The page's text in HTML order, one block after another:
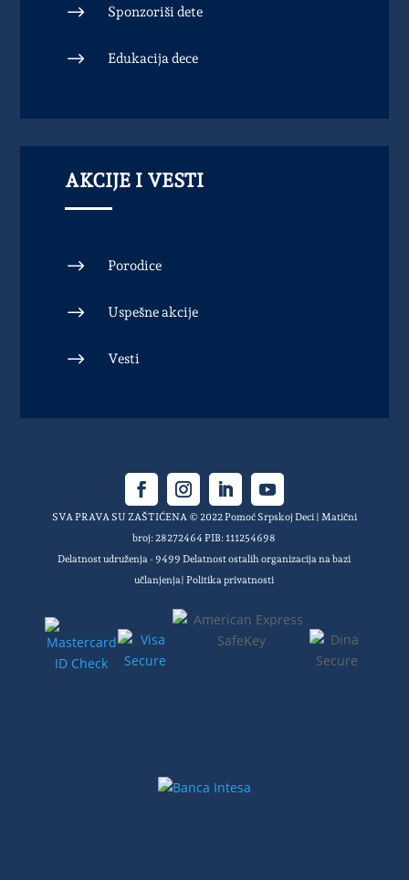
$ Sponzoriši dete
$ Edukacija dece
AKCIJE I VESTI
$ Porodice
$ Uspešne akcije
$ Vesti
SVA PRAVA SU ZAŠTIĆENA © 2022 Pomoć Srpskoj Deci | Matični
broj: 28272464 PIB: 111254698
Delatnost udruženja - 9499 Delatnost ostalih organizacija na bazi
učlanjenja|Politika privatnosti